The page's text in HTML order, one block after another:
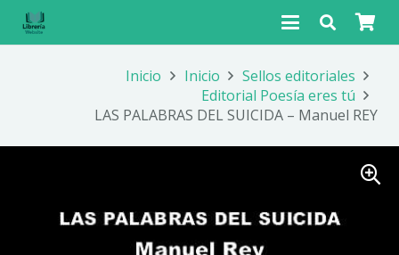
Inicio Inicio
Sellos editoriales
Editorial Poesía eres tú
LAS PALABRAS DEL SUICIDA – Manuel REY